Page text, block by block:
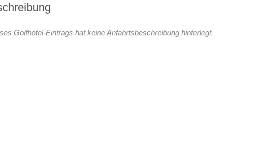
Golfhotel-Eintrags hat keine Anfahrtsbeschreibung hinterlegt.